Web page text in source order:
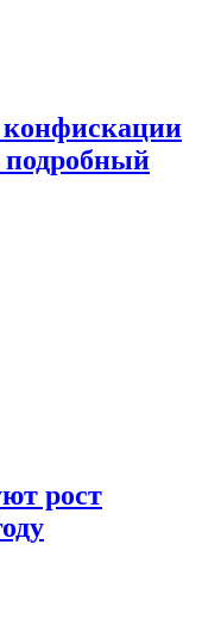
конфискации
подробный
рост